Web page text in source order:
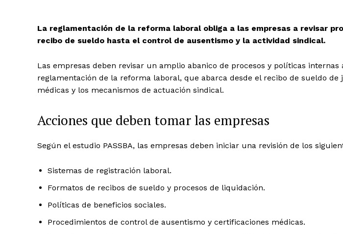
La reglamentación de la reforma laboral obliga a las empresas a revisar
recibo de sueldo hasta el control de ausentismo y la actividad sindical.
Las empresas deben revisar un amplio abanico de procesos y políticas
reglamentación de la reforma laboral, que abarca desde el recibo de sueldo de
médicas y los mecanismos de actuación sindical.
Acciones que deben tomar las empresas
Según el estudio PASSBA, las empresas deben iniciar una revisión de los
Sistemas de registración laboral.
Formatos de recibos de sueldo y procesos de liquidación.
Políticas de beneficios sociales.
Procedimientos de control de ausentismo y certificaciones médicas.